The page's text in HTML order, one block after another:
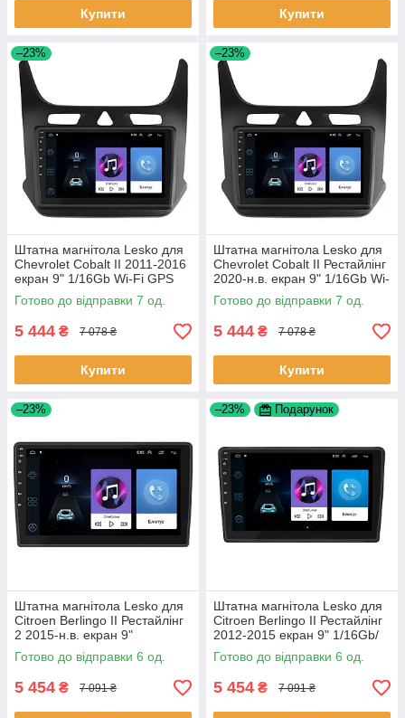
Купити Купити
–23%
Штатна магнітола Lesko для
Chevrolet Cobalt II 2011-2016
екран 9" 1/16Gb Wi-Fi GPS
Base Шевроле Кобальт 7 шт.
Готово до відправки 7 од.
5 444 ₴ 7 078 ₴
Купити
–23%
Штатна магнітола Lesko для
Chevrolet Cobalt II Рестайлінг
2020-н.в. екран 9" 1/16Gb Wi-
Fi GPS Base 7 шт.
Готово до відправки 7 од.
5 444 ₴ 7 078 ₴
Купити
–23%
Штатна магнітола Lesko для
Citroen Berlingo II Рестайлінг
2 2015-н.в. екран 9"
1/16Gb/Wi-Fi GPS Optima 6шт
Готово до відправки 6 од.
5 454 ₴ 7 091 ₴
–23% Подарунок
Штатна магнітола Lesko для
Citroen Berlingo II Рестайлінг
2012-2015 екран 9" 1/16Gb/
Wi-Fi GPS Optima 6шт
Готово до відправки 6 од.
5 454 ₴ 7 091 ₴